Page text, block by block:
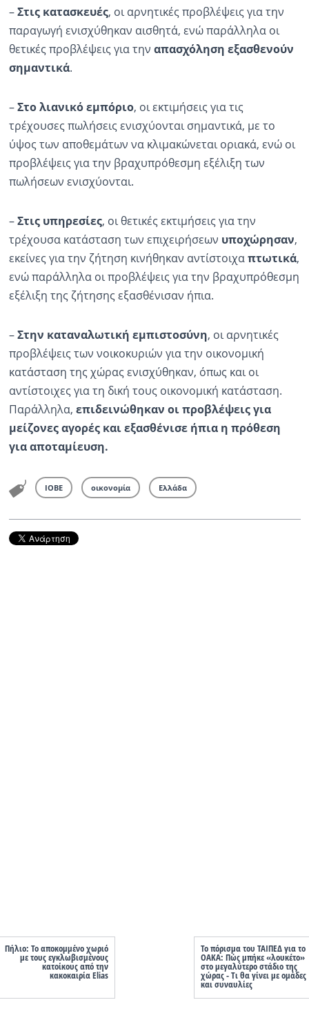
–Στις κατασκευές, οι αρνητικές προβλέψεις για την
παραγωγή ενισχύθηκαν αισθητά, ενώ παράλληλα οι
θετικές προβλέψεις για την απασχόληση εξασθενούν
σημαντικά.
–Στο λιανικό εμπόριο, οι εκτιμήσεις για τις
τρέχουσες πωλήσεις ενισχύονται σημαντικά, με το
ύψος των αποθεμάτων να κλιμακώνεται οριακά, ενώ οι
προβλέψεις για την βραχυπρόθεσμη εξέλιξη των
πωλήσεων ενισχύονται.
–Στις υπηρεσίες, οι θετικές εκτιμήσεις για την
τρέχουσα κατάσταση των επιχειρήσεων υποχώρησαν,
εκείνες για την ζήτηση κινήθηκαν αντίστοιχαπτωτικά,
ενώ παράλληλα οι προβλέψεις για την βραχυπρόθεσμη
εξέλιξη της ζήτησης εξασθένισαν ήπια.
–Στην καταναλωτική εμπιστοσύνη, οι αρνητικές
προβλέψεις των νοικοκυριών για την οικονομική
κατάσταση της χώρας ενισχύθηκαν, όπως και οι
αντίστοιχες για τη δική τους οικονομική κατάσταση.
Παράλληλα, επιδεινώθηκαν οι προβλέψεις για
μείζονες αγορές και εξασθένισε ήπια η πρόθεση
για αποταμίευση.
ΙΟΒΕ οικονομία Ελλάδα
Πήλιο: Το αποκομμένο χωριό
με τους εγκλωβισμένους
κατοίκους από την
κακοκαιρία Elias
Το πόρισμα του ΤΑΙΠΕΔ για το
ΟΑΚΑ: Πώς μπήκε «λουκέτο»
στο μεγαλύτερο στάδιο της
χώρας - Τι θα γίνει με ομάδες
και συναυλίες